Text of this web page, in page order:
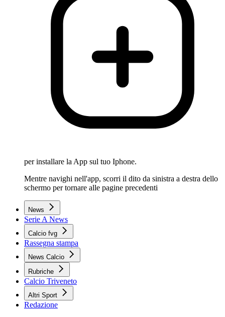
per installare la App sul tuo Iphone.
Mentre navighi nell'app, scorri il dito da sinistra a destra dello
schermo per tornare alle pagine precedenti
News
Serie A News
Calcio fvg
Rassegna stampa
News Calcio
Rubriche
Calcio Triveneto
Altri Sport
Redazione